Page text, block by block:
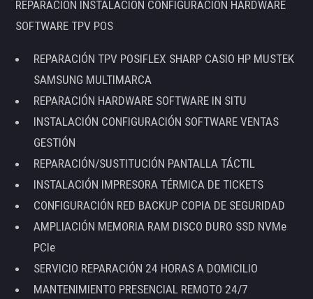
REPARACIÓN INSTALACIÓN CONFIGURACIÓN HARDWARE
SOFTWARE TPV POS
REPARACIÓN TPV POSIFLEX SHARP CASIO HP MUSTEK
SAMSUNG MULTIMARCA
REPARACIÓN HARDWARE SOFTWARE IN SITU
INSTALACIÓN CONFIGURACIÓN SOFTWARE VENTAS
GESTIÓN
REPARACIÓN/SUSTITUCIÓN PANTALLA TÁCTIL
INSTALACIÓN IMPRESORA TÉRMICA DE TICKETS
CONFIGURACIÓN RED BACKUP COPIA DE SEGURIDAD
AMPLIACIÓN MEMORIA RAM DISCO DURO SSD NVMe
PCIe
SERVICIO REPARACIÓN 24 HORAS A DOMICILIO
MANTENIMIENTO PRESENCIAL REMOTO 24/7